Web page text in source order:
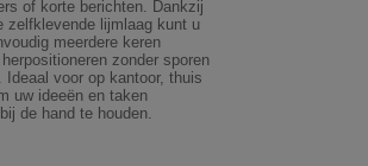
of korte berichten. Dankzij
zelfklevende lijmlaag kunt u
meerdere keren
zonder sporen
Ideaal voor op kantoor, thuis
uw ideeën en taken
de hand te houden.